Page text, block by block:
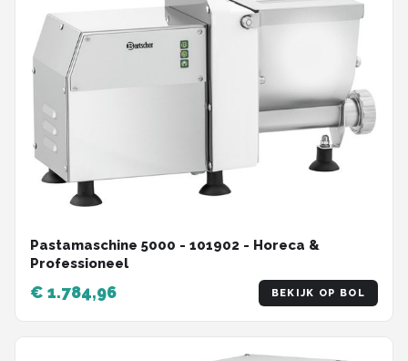
Pastamaschine 5000 - 101902 - Horeca &
Professioneel
€ 1.784,96 BEKIJK OP BOL